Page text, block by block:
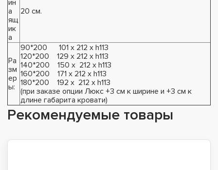
ин
а
ящ
ик
а
20 см.
Ра
зм
ер
ы:
90*200 101 х 212 х h113
120*200 129 х 212 х h113
140*200 150 х 212 х h113
160*200 171 х 212 х h113
180*200 192 х 212 х h113
(при заказе опции Люкс +3 см к ширине и +3 см к
длине габарита кровати)
Рекомендуемые товары